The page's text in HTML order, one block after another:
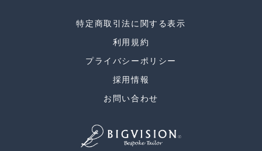
特定商取引法に関する表示
利用規約
プライバシーポリシー
採用情報
お問い合わせ